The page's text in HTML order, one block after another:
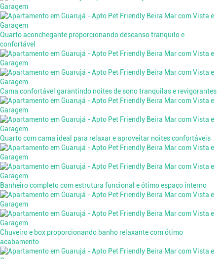
Quarto aconchegante proporcionando descanso tranquilo e
confortável
Cama confortável garantindo noites de sono tranquilas e revigorantes
Quarto com cama ideal para relaxar e aproveitar noites confortáveis
Banheiro completo com estrutura funcional e ótimo espaço interno
Chuveiro e box proporcionando banho relaxante com ótimo
acabamento